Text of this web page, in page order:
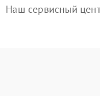
Наш сервисный